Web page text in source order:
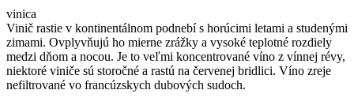
vinica
Vinič rastie v kontinentálnom podnebí s horúcimi letami a studenými
zimami. Ovplyvňujú ho mierne zrážky a vysoké teplotné rozdiely
medzi dňom a nocou. Je to veľmi koncentrované víno z vínnej révy,
niektoré viniče sú storočné a rastú na červenej bridlici. Víno zreje
nefiltrované vo francúzskych dubových sudoch.